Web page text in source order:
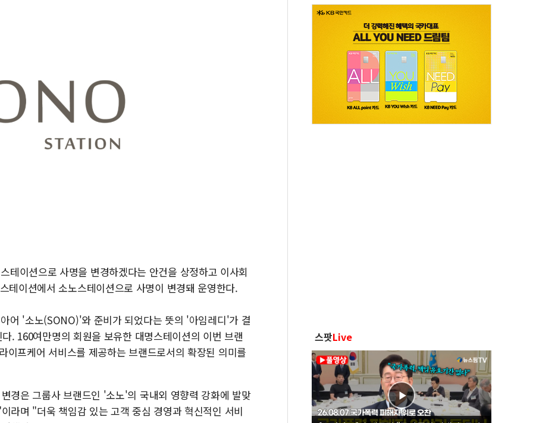
테이션으로 사명을 변경하겠다는 안건을 상정하고 이사회
테이션에서 소노스테이션으로 사명이 변경돼 운영한다.
어 '소노(SONO)'와 준비가 되었다는 뜻의 '아임레디'가 결
. 160여만명의 회원을 보유한 대명스테이션의 이번 브랜
프케어 서비스를 제공하는 브랜드로서의 확장된 의미를
경은 그룹사 브랜드인 '소노'의 국내외 영향력 강화에 발맞
라며 "더욱 책임감 있는 고객 중심 경영과 혁신적인 서비
스팟Live